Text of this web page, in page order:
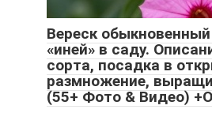
Вереск
«иней» в саду.
сорта, посадка в
размножение,
(55+ Фото & Видео)